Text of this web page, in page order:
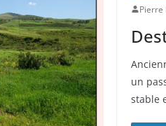
Pierre
un
stable